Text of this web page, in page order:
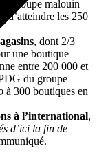
groupe malouin
d’atteindre les 250
, dont 2/3
une boutique
entre 200 000 et
du groupe
à 300 boutiques en
à l’international,
d’ici la fin de